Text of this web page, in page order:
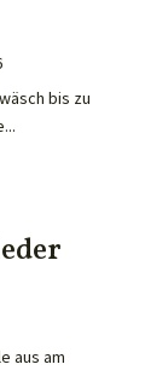
bis zu
aus am